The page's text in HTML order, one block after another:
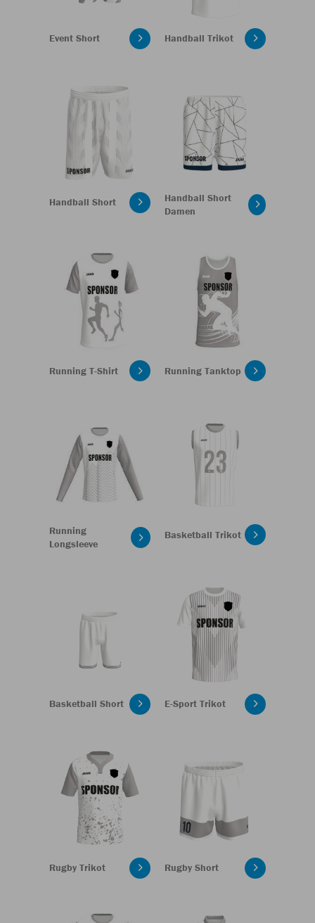
Event Short Handball Trikot
Handball Short
Handball Short
Damen
Running T-Shirt Running Tanktop
Running
Longsleeve
Basketball Trikot
Basketball Short E-Sport Trikot
Rugby Trikot Rugby Short